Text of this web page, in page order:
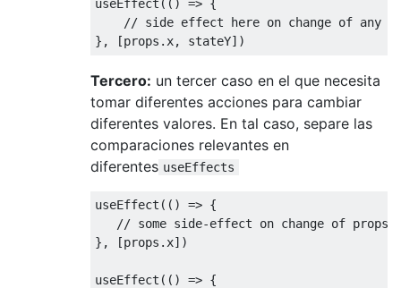
useEffect( () => {
// side effect here on change of any
Tercero: un tercer caso en el que necesita
tomar diferentes acciones para cambiar
diferentes valores. En tal caso, separe las
comparaciones relevantes en
diferentes useEffects
useEffect( () => {
// some side-effect on change of
}, [props.x])
useEffect( () => {